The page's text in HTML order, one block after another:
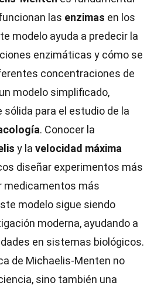
las enzimas en los
modelo ayuda a predecir la
enzimáticas y cómo se
concentraciones de
modelo simplificado,
sólida para el estudio de la
. Conocer la
y la velocidad máxima
diseñar experimentos más
medicamentos más
modelo sigue siendo
moderna, ayudando a
en sistemas biológicos.
de Michaelis-Menten no
sino también una